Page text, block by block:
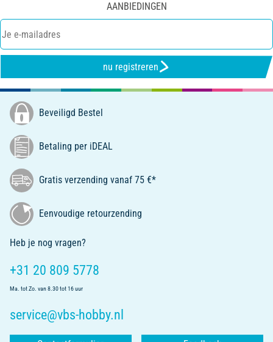
AANBIEDINGEN
nu registreren
Beveiligd Bestel
Betaling per iDEAL
Gratis verzending vanaf 75 €*
Eenvoudige retourzending
Heb je nog vragen?
+31 20 809 5778
Ma. tot Zo. van 8.30 tot 16 uur
service@vbs-hobby.nl